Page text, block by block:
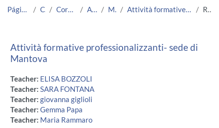
Página Principal Cursos Corsi Istituzionali Altri Corsi Medicina Attività formative professionalizzanti- sede di Ma... Resumen
Attività formative professionalizzanti- sede di
Mantova
Teacher: ELISA BOZZOLI
Teacher: SARA FONTANA
Teacher: giovanna giglioli
Teacher: Gemma Papa
Teacher: Maria Rammaro